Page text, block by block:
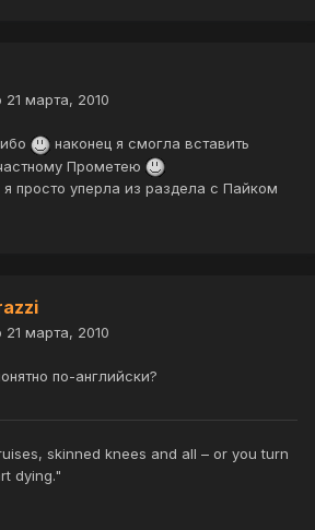
21 марта, 2010
наконец я смогла вставить
Прометею
просто уперла из раздела с Пайком
21 марта, 2010
по-английски?
skinned knees and all – or you turn
dying."